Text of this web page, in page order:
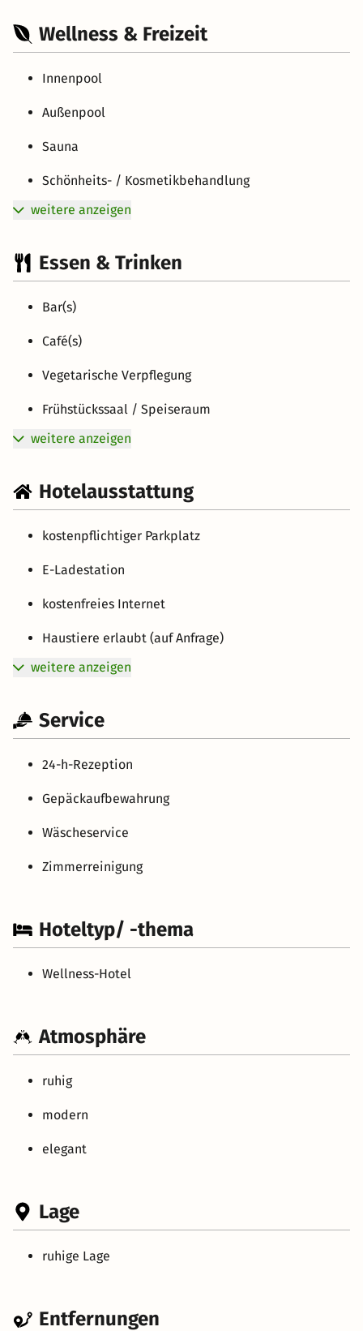
Wellness & Freizeit
Innenpool
Außenpool
Sauna
Schönheits- / Kosmetikbehandlung
weitere anzeigen
Essen & Trinken
Bar(s)
Café(s)
Vegetarische Verpflegung
Frühstückssaal / Speiseraum
weitere anzeigen
Hotelausstattung
kostenpflichtiger Parkplatz
E-Ladestation
kostenfreies Internet
Haustiere erlaubt (auf Anfrage)
weitere anzeigen
Service
24-h-Rezeption
Gepäckaufbewahrung
Wäscheservice
Zimmerreinigung
Hoteltyp/ -thema
Wellness-Hotel
Atmosphäre
ruhig
modern
elegant
Lage
ruhige Lage
Entfernungen